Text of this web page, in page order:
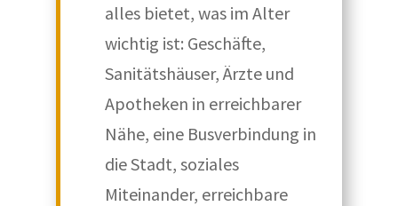
alles bietet, was im Alter
wichtig ist: Geschäfte,
Sanitätshäuser, Ärzte und
Apotheken in erreichbarer
Nähe, eine Busverbindung in
die Stadt, soziales
Miteinander, erreichbare